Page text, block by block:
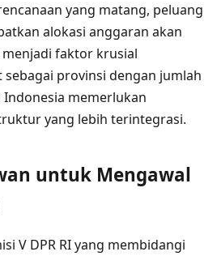
yang matang, peluang
alokasi anggaran akan
menjadi faktor krusial
sebagai provinsi dengan jumlah
memerlukan
yang lebih terintegrasi.
untuk Mengawal
V DPR RI yang membidangi